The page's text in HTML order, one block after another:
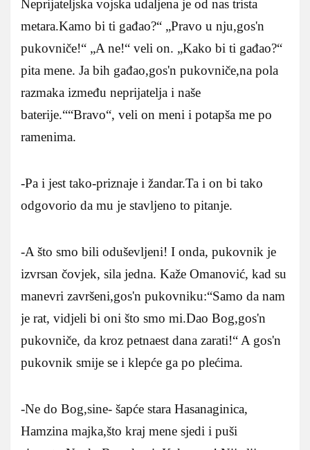
Neprijateljska vojska udaljena je od nas trista
metara.Kamo bi ti gađao?“ „Pravo u nju,gos'n
pukovniče!“ „A ne!“ veli on. „Kako bi ti gađao?“
pita mene. Ja bih gađao,gos'n pukovniče,na pola
razmaka između neprijatelja i naše
baterije.““Bravo“, veli on meni i potapša me po
ramenima.
-Pa i jest tako-priznaje i žandar.Ta i on bi tako
odgovorio da mu je stavljeno to pitanje.
-A što smo bili oduševljeni! I onda, pukovnik je
izvrsan čovjek, sila jedna. Kaže Omanović, kad su
manevri završeni,gos'n pukovniku:“Samo da nam
je rat, vidjeli bi oni što smo mi.Dao Bog,gos'n
pukovniče, da kroz petnaest dana zarati!“ A gos'n
pukovnik smije se i klepće ga po plećima.
-Ne do Bog,sine- šapće stara Hasanaginica,
Hamzina majka,što kraj mene sjedi i puši